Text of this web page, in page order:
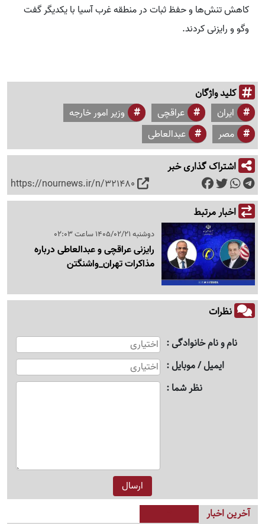
کاهش تنش‌ها و حفظ ثبات در منطقه غرب آسیا با یکدیگر گفت
وگو و رایزنی کردند.
کلید واژگان
ایران عراقچی
وزیر امور خارجه
مصر
عبدالعاطی
اشتراک گذاری خبر
https://nournews.ir/n/321480
اخبار مرتبط
دوشنبه 1405/02/21 ساعت 02:03
رایزنی عراقچی و عبدالعاطی درباره
مذاکرات تهران_واشنگتن
نظرات
نام و نام خانوادگی
ایمیل / موبایل
نظر شما
آخرین اخبار